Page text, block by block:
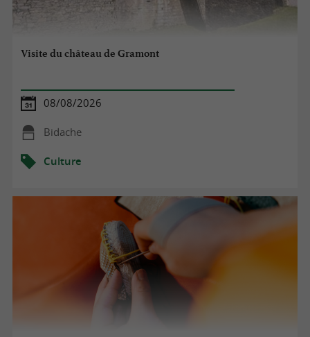
Visite du château de Gramont
08/08/2026
Bidache
Culture